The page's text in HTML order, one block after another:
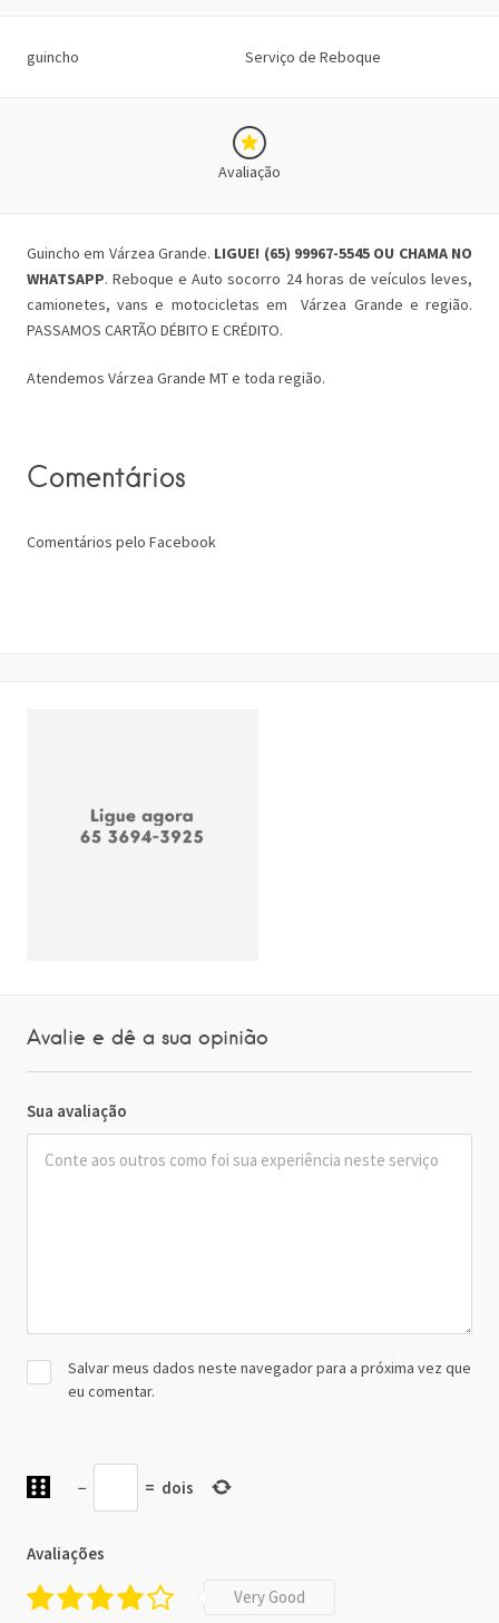
guincho Serviço de Reboque
Avaliação
Guincho em Várzea Grande. LIGUE! (65) 99967-5545 OU CHAMA NO
WHATSAPP. Reboque e Auto socorro 24 horas de veículos leves,
camionetes, vans e motocicletas em Várzea Grande e região.
PASSAMOS CARTÃO DÉBITO E CRÉDITO.
Atendemos Várzea Grande MT e toda região.
Comentários
Comentários pelo Facebook
Avalie e dê a sua opinião
Sua avaliação
Salvar meus dados neste navegador para a próxima vez que
eu comentar.
− = dois
Avaliações
Very Good